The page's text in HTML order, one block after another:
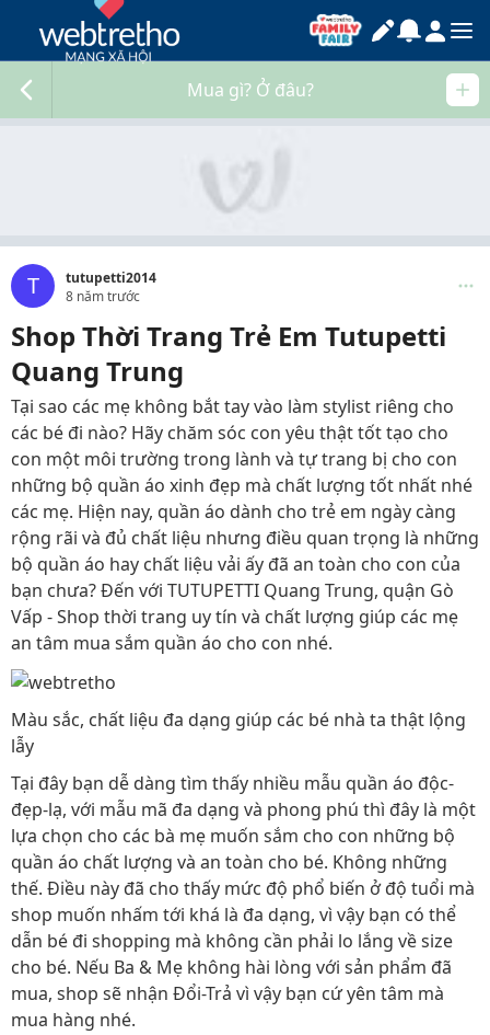
Mua gì? Ở đâu?
T
tutupetti2014
8 năm trước
Shop Thời Trang Trẻ Em Tutupetti
Quang Trung
Tại sao các mẹ không bắt tay vào làm stylist riêng cho
các bé đi nào? Hãy chăm sóc con yêu thật tốt tạo cho
con một môi trường trong lành và tự trang bị cho con
những bộ quần áo xinh đẹp mà chất lượng tốt nhất nhé
các mẹ. Hiện nay, quần áo dành cho trẻ em ngày càng
rộng rãi và đủ chất liệu nhưng điều quan trọng là những
bộ quần áo hay chất liệu vải ấy đã an toàn cho con của
bạn chưa? Đến với TUTUPETTI Quang Trung, quận Gò
Vấp - Shop thời trang uy tín và chất lượng giúp các mẹ
an tâm mua sắm quần áo cho con nhé.
Màu sắc, chất liệu đa dạng giúp các bé nhà ta thật lộng
lẫy
Tại đây bạn dễ dàng tìm thấy nhiều mẫu quần áo độc-
đẹp-lạ, với mẫu mã đa dạng và phong phú thì đây là một
lựa chọn cho các bà mẹ muốn sắm cho con những bộ
quần áo chất lượng và an toàn cho bé. Không những
thế. Điều này đã cho thấy mức độ phổ biến ở độ tuổi mà
shop muốn nhấm tới khá là đa dạng, vì vậy bạn có thể
dẫn bé đi shopping mà không cần phải lo lắng về size
cho bé. Nếu Ba & Mẹ không hài lòng với sản phẩm đã
mua, shop sẽ nhận Đổi-Trả vì vậy bạn cứ yên tâm mà
mua hàng nhé.